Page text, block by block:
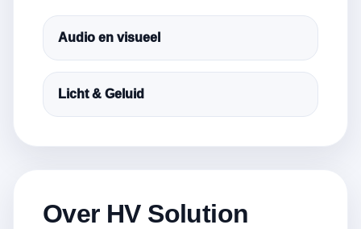
Audio en visueel
Licht & Geluid
Over HV Solution